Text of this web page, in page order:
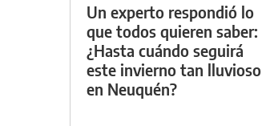
Un experto respondió lo
que todos quieren saber:
¿Hasta cuándo seguirá
este invierno tan lluvioso
en Neuquén?